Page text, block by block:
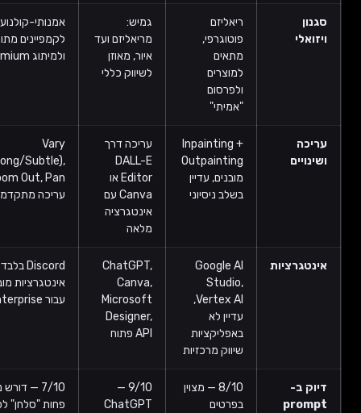
ריאליזם
פוטוגרפי,
גמיש:
מריאליזם ועד
איור, מאוזן
לשיווק כללי
אמנותי-קולנועי, מתאים
לקמפיינים מתוחכמים
ולמיתוג premium
Inpainting +
Outpainting
עריכה דרך
DALL-E
Editor או
Canva עם
Vary
(Region/Strong/Subtle),
Zoom Out, Pan — כלי
עריכה מתקדמים ביותר
Google AI
ChatGPT,
Canva,
Microsoft
Designer,
API פתוח
Discord בלבד (לא
אינטגרציות מובנות), API
עבור Enterprise בלבד
8/10 — מצוין
בפרטים
9/10 —
ChatGPT
7/10 — דורש ניסוח מדויק,
פחות "סלחן" לפרומפטים